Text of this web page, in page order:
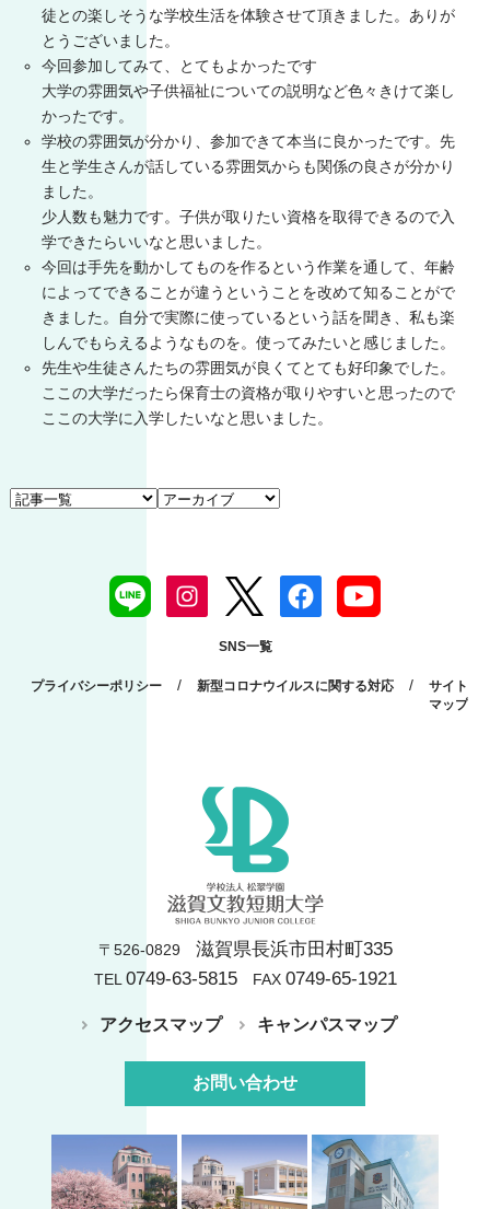
徒との楽しそうな学校生活を体験させて頂きました。ありが
とうございました。
今回参加してみて、とてもよかったです
大学の雰囲気や子供福祉についての説明など色々きけて楽し
かったです。
学校の雰囲気が分かり、参加できて本当に良かったです。先
生と学生さんが話している雰囲気からも関係の良さが分かり
ました。
少人数も魅力です。子供が取りたい資格を取得できるので入
学できたらいいなと思いました。
今回は手先を動かしてものを作るという作業を通して、年齢
によってできることが違うということを改めて知ることがで
きました。自分で実際に使っているという話を聞き、私も楽
しんでもらえるようなものを。使ってみたいと感じました。
先生や生徒さんたちの雰囲気が良くてとても好印象でした。
ここの大学だったら保育士の資格が取りやすいと思ったので
ここの大学に入学したいなと思いました。
SNS一覧
プライバシーポリシー / 新型コロナウイルスに関する対応 /
サイト
マップ
〒526-0829 滋賀県長浜市田村町335
TEL0749-63-5815FAX 0749-65-1921
アクセスマップ キャンパスマップ
お問い合わせ